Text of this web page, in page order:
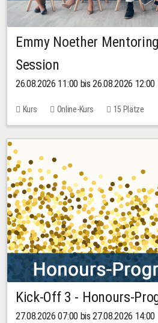
Emmy Noether
Session
26.08.2026 11:00 bis 26.08.2026 12:00
Kurs Online-Kurs 15 Plätze
Kick-Off 3 - Honours-
27.08.2026 07:00 bis 27.08.2026 14:00